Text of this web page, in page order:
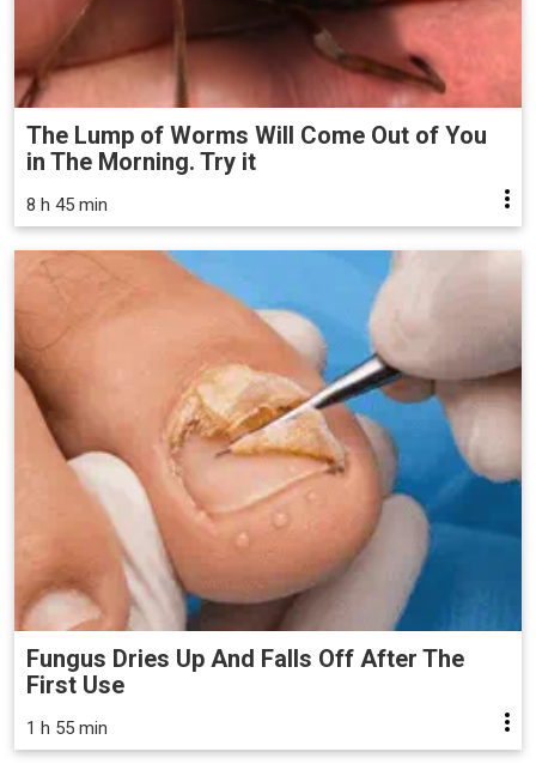
The Lump of Worms Will Come Out of You
in The Morning. Try it
8 h 45 min
Fungus Dries Up And Falls Off After The
First Use
1 h 55 min